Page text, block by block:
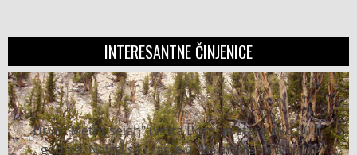
INTERESANTNE ČINJENICE
Drvo "Methuseiah" (vrsta Bora) je staro oko 5000
godina. Nalazi se i raste u "Belim planinama" u